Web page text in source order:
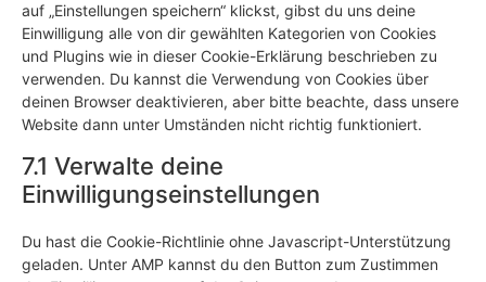
auf „Einstellungen speichern“ klickst, gibst du uns deine
Einwilligung alle von dir gewählten Kategorien von Cookies
und Plugins wie in dieser Cookie-Erklärung beschrieben zu
verwenden. Du kannst die Verwendung von Cookies über
deinen Browser deaktivieren, aber bitte beachte, dass unsere
Website dann unter Umständen nicht richtig funktioniert.
7.1 Verwalte deine
Einwilligungseinstellungen
Du hast die Cookie-Richtlinie ohne Javascript-Unterstützung
geladen. Unter AMP kannst du den Button zum Zustimmen